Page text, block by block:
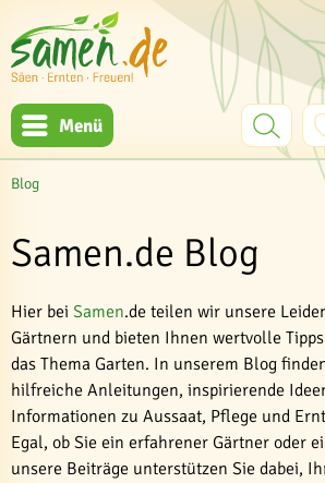
Menü
Blog
Samen.de Blog
Hier bei Samen.de teilen wir unsere
Gärtnern und bieten Ihnen wertvolle
das Thema Garten. In unserem Blog
hilfreiche Anleitungen, inspirierende
Informationen zu Aussaat, Pflege und
Egal, ob Sie ein erfahrener Gärtner oder
unsere Beiträge unterstützen Sie dabei,